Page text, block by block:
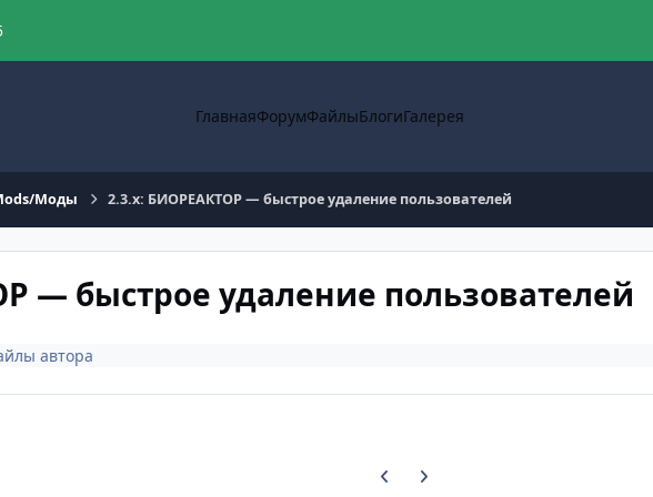
ГлавнаяФорумФайлыБлогиГалерея
Моды 2.3.x: БИОРЕАКТОР — быстрое удаление пользователей
— быстрое удаление пользователей
автора
Предыдущий слайд карусели
Следующий слайд карусели